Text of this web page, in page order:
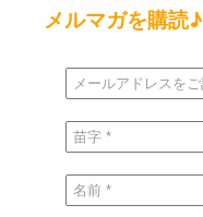
メルマガを購読♪
メ
ー
ル
ド
レ
ス
ご
記
入
苗
字
*
名
前
*